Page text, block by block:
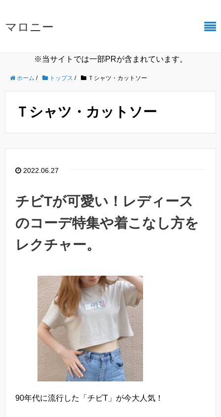
マロニー
※当サイトでは一部PRが含まれています。
ホーム / トップス / Ｔシャツ・カットソー
Ｔシャツ・カットソー
2022.06.27
チビTが可愛い！レディース
のコーデ特集や着こなし方を
レクチャー。
90年代に流行した「チビT」が今大人気！